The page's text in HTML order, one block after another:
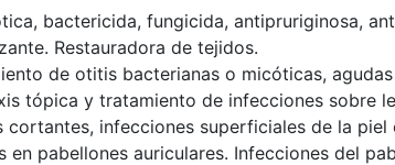
bactericida, fungicida, antipruriginosa,
Restauradora de tejidos.
de otitis bacterianas o micóticas,
tópica y tratamiento de infecciones sobre
cortantes, infecciones superficiales de la piel
en pabellones auriculares. Infecciones del